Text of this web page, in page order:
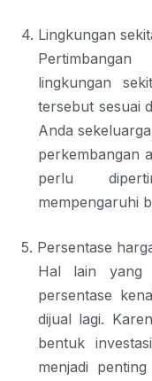
4. Lingkungan
lingkungan
tersebut sesuai
Anda
perkembangan
perlu
mempengaruhi
5. Persentase
Hal lain yang
persentase
dijual lagi.
bentuk
menjadi